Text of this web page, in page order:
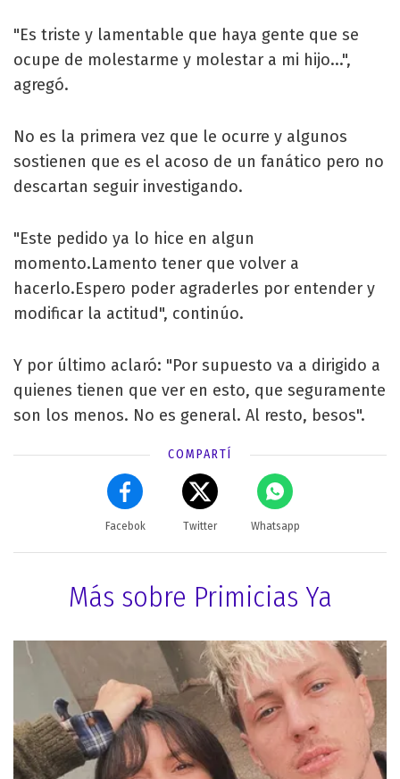
"Es triste y lamentable que haya gente que se
ocupe de molestarme y molestar a mi hijo...",
agregó.
No es la primera vez que le ocurre y algunos
sostienen que es el acoso de un fanático pero no
descartan seguir investigando.
"Este pedido ya lo hice en algun
momento.Lamento tener que volver a
hacerlo.Espero poder agraderles por entender y
modificar la actitud", continúo.
Y por último aclaró: "Por supuesto va a dirigido a
quienes tienen que ver en esto, que seguramente
son los menos. No es general. Al resto, besos".
COMPARTÍ
Facebok Twitter Whatsapp
Más sobre Primicias Ya